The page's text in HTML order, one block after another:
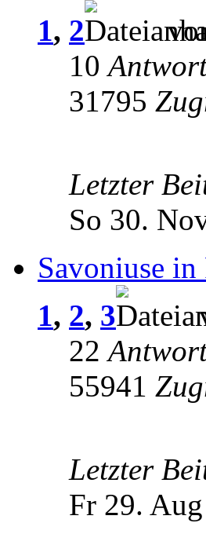
1, 2
10
31795
Letzter
So 30.
Savoniuse in
1, 2, 3
22
55941
Letzter
Fr 29.